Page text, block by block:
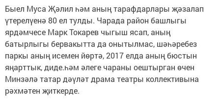
Быел Муса Җәлил һәм аның тарафдарлары җәзалап
үтерелүенә 80 ел тулды. Чарада район башлыгы
ярдәмчесе Марк Токарев чыгыш ясап, аның
батырлыгы бервакытта да онытылмас, шәһәребез
паркы аның исемен йөртә, 2017 елда аның бюстын
яңарттык, диде.һәм әлеге чараны оештырган өчен
Минзәлә татар дәүләт драма театры коллективына
рәхмәтен җиткерде.